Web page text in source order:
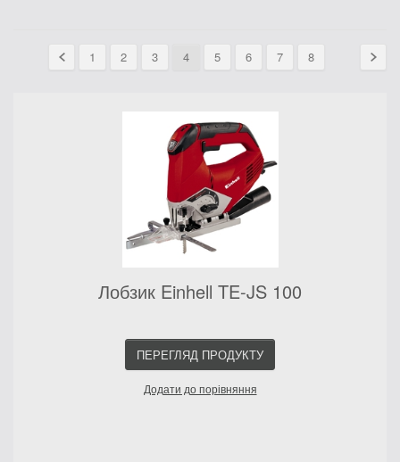
1 2 3 4 5 6 7 8
Лобзик Einhell TE-JS 100
ПЕРЕГЛЯД ПРОДУКТУ
Додати до порівняння